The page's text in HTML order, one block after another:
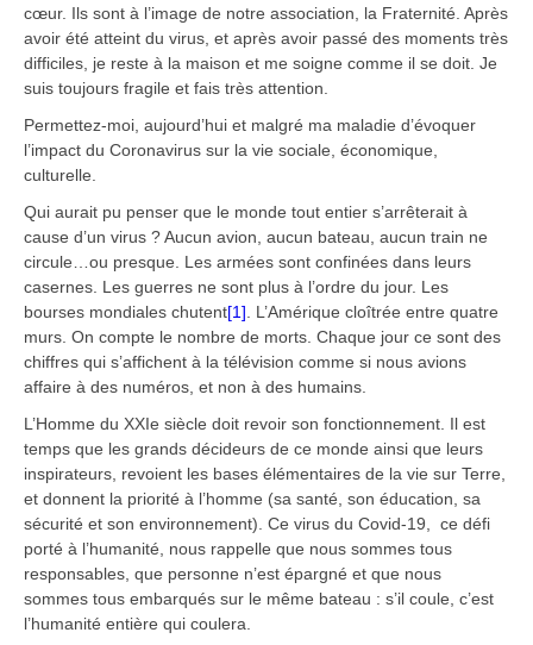
cœur. Ils sont à l’image de notre association, la Fraternité. Après
avoir été atteint du virus, et après avoir passé des moments très
difficiles, je reste à la maison et me soigne comme il se doit. Je
suis toujours fragile et fais très attention.
Permettez-moi, aujourd’hui et malgré ma maladie d’évoquer
l’impact du Coronavirus sur la vie sociale, économique,
culturelle.
Qui aurait pu penser que le monde tout entier s’arrêterait à
cause d’un virus ? Aucun avion, aucun bateau, aucun train ne
circule…ou presque. Les armées sont confinées dans leurs
casernes. Les guerres ne sont plus à l’ordre du jour. Les
bourses mondiales chutent[1] . L’Amérique cloîtrée entre quatre
murs. On compte le nombre de morts. Chaque jour ce sont des
chiffres qui s’affichent à la télévision comme si nous avions
affaire à des numéros, et non à des humains.
L’Homme du XXIe siècle doit revoir son fonctionnement. Il est
temps que les grands décideurs de ce monde ainsi que leurs
inspirateurs, revoient les bases élémentaires de la vie sur Terre,
et donnent la priorité à l’homme (sa santé, son éducation, sa
sécurité et son environnement). Ce virus du Covid-19, ce défi
porté à l’humanité, nous rappelle que nous sommes tous
responsables, que personne n’est épargné et que nous
sommes tous embarqués sur le même bateau : s’il coule, c’est
l’humanité entière qui coulera.